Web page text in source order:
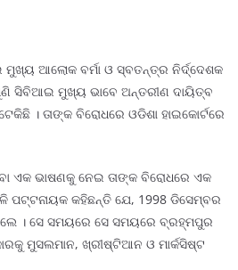
ଆଲୋକ ବର୍ମା ଓ ସ୍ବତନ୍ତ୍ର ନିର୍ଦ୍ଦେଶକ
ସିବିଆଇ ମୁଖ୍ୟ ଭାବେ ଅନ୍ତରୀଣ ଦାୟିତ୍ବ
। ତାଙ୍କ ବିରୋଧରେ ଓଡିଶା ହାଇକୋର୍ଟରେ
ଏକ ଭାଷଣକୁ ନେଇ ତାଙ୍କ ବିରୋଧରେ ଏକ
ପଟ୍ଟନାୟକ କହିଛନ୍ତି ଯେ, 1998 ଡିସେମ୍ବର
। ସେ ସମୟରେ ସେ ସମୟରେ ବ୍ରହ୍ମପୁର
ମୁସଲମାନ, ଖ୍ରୀଷ୍ଟିଆନ ଓ ମାର୍କସିଷ୍ଟ